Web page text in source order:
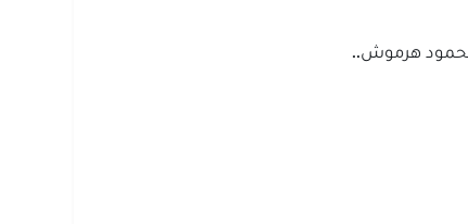
محمود هرموش..